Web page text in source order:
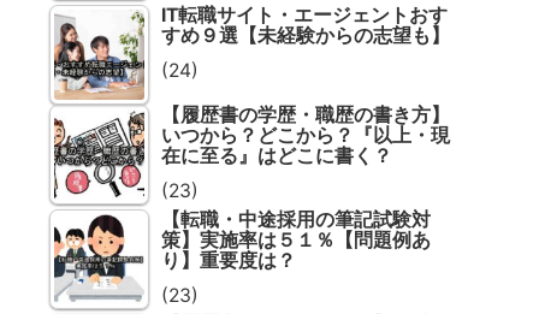
IT転職サイト・エージェントおす
すめ９選【未経験からの志望も】
(24)
【履歴書の学歴・職歴の書き方】
いつから？どこから？『以上・現
在に至る』はどこに書く？
(23)
【転職・中途採用の筆記試験対
策】実施率は５１％【問題例あ
り】重要度は？
(23)